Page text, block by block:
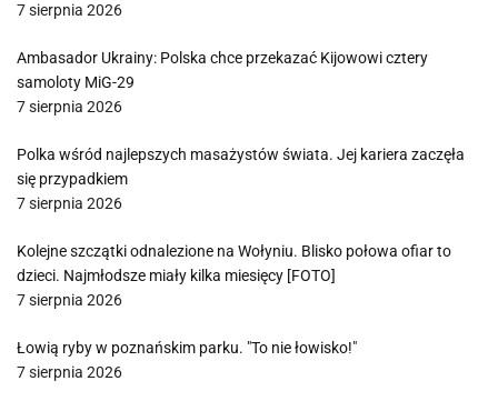
7 sierpnia 2026
Ambasador Ukrainy: Polska chce przekazać Kijowowi cztery
samoloty MiG-29
7 sierpnia 2026
Polka wśród najlepszych masażystów świata. Jej kariera zaczęła
się przypadkiem
7 sierpnia 2026
Kolejne szczątki odnalezione na Wołyniu. Blisko połowa ofiar to
dzieci. Najmłodsze miały kilka miesięcy [FOTO]
7 sierpnia 2026
Łowią ryby w poznańskim parku. "To nie łowisko!"
7 sierpnia 2026